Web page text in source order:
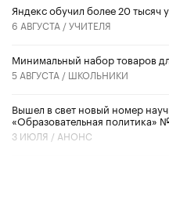
​Яндекс обучил более 20 тысяч
6 АВГУСТА /УЧИТЕЛЯ
Минимальный набор товаров
5 АВГУСТА / ШКОЛЬНИКИ
Вышел в свет новый номер
«Образовательная политика»
3 ИЮЛЯ / АНОНС